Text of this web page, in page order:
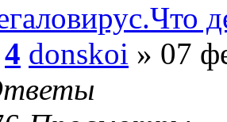
4 donskoi » 07